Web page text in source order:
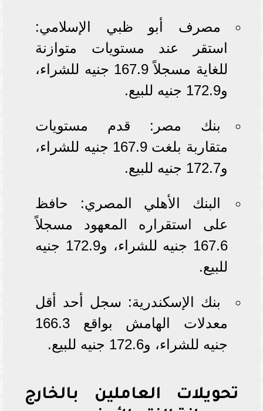
مصرف أبو ظبي الإسلامي:
استقر عند مستويات متوازنة
للغاية مسجلاً 167.9 جنيه للشراء،
و172.9 جنيه للبيع.
بنك مصر: قدم مستويات
متقاربة بلغت 167.9 جنيه للشراء،
و172.7 جنيه للبيع.
البنك الأهلي المصري: حافظ
على استقراره المعهود مسجلاً
167.6 جنيه للشراء، و172.9 جنيه
للبيع.
بنك الإسكندرية: سجل أحد أقل
معدلات الهامش بواقع 166.3
جنيه للشراء، و172.6 جنيه للبيع.
تحويلات العاملين بالخارج